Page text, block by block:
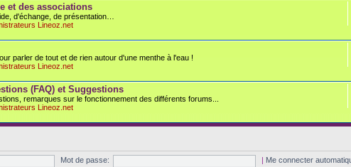
et des associations
d'échange, de présentation…
Lineoz.net
parler de tout et de rien autour d'une menthe à l'eau !
Lineoz.net
(FAQ) et Suggestions
remarques sur le fonctionnement des différents forums...
Lineoz.net
Mot de passe: Me connecter